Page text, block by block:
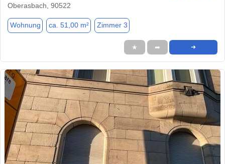
Oberasbach, 90522
Wohnung ca. 51,00 m² Zimmer 3
★ ➦ ➜